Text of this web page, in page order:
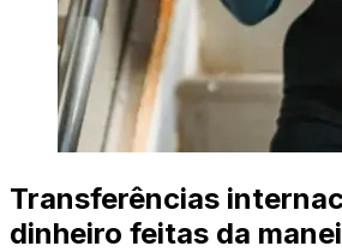
Transferências
dinheiro feitas da